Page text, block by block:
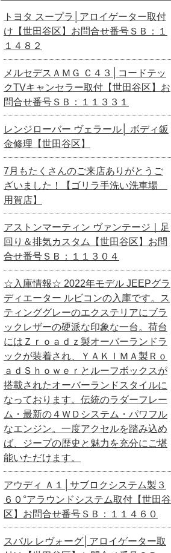
トヨタ スープラ│アロイゲーター取付
け【世田谷区】お問合せ番号ＳＢ：１
１４８２
メルセデスＡＭＧ Ｃ４３│コードテッ
クTVキャンセラー取付【世田谷区】お
問合せ番号ＳＢ：１１３３１
レンジローバー ヴェラール│ ボディ鈑
金修理【世田谷区】
7月もたくさんのご来店ありがとうご
ざいました！【ゴリラ手洗い洗車場
用賀店】
アストンマーティン ヴァンテージ｜足
回り＆排気カスタム【世田谷区】お問
合せ番号ＳＢ：１１３０４
☆入庫情報☆ 2022年モデル JEEPグラ
ディエーター ルビコンの入庫です。ス
ティンググレーのエクステリアにブラ
ックレザーの硬派な印象な一台。荷台
にはＺｒｏａｄｚ製オーバーランドラ
ックが装着され、ＹＡＫＩＭＡ製Ｒｏ
ａｄＳｈｏｗｅｒとルーフボックスが
搭載されたオーバーランドスタイルに
なっております。伝統のラダーフレー
ム・最新の４ＷＤシステム・パワフル
なエンジン。一度アクセルを踏み込め
ば、ジープの歴史と魅力を充分にご堪
能いただけます。
アウディ Ａ１│サブロクシステム製３
６０°アラウンドシステム取付【世田谷
区】お問合せ番号ＳＢ：１１４６０
スバル レヴォーグ│アロイゲーター取